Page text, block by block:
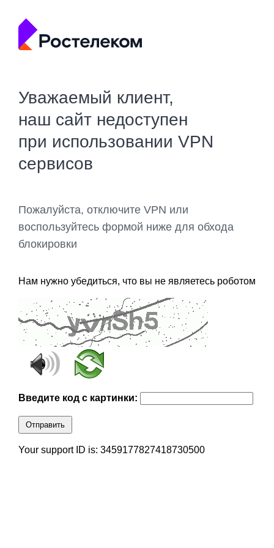
Уважаемый клиент,
наш сайт недоступен
при использовании VPN
сервисов
Пожалуйста, отключите VPN или
воспользуйтесь формой ниже для обхода
блокировки
Нам нужно убедиться, что вы не являетесь роботом
Введите код с картинки:
Отправить
Your support ID is: 3459177827418730500